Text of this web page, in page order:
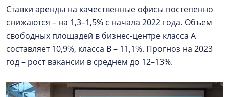
Ставки аренды на качественные офисы постепенно
снижаются – на 1,3–1,5% с начала 2022 года. Объем
свободных площадей в бизнес-центре класса А
составляет 10,9%, класса В – 11,1%. Прогноз на 2023
год – рост вакансии в среднем до 12–13%.